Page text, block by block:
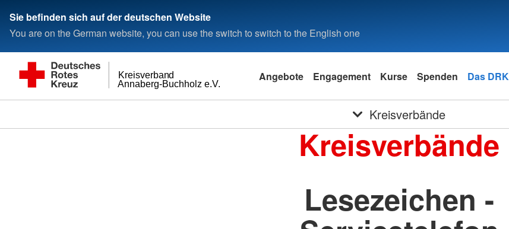
Sie befinden sich auf der deutschen Website
You are on the German website, you can use the switch to switch to the English one
Annaberg-Buchholz e.V.
Kreisverband Angebote Engagement Kurse Spenden Das DRK
Kreisverbände
Kreisverbände
Lesezeichen -